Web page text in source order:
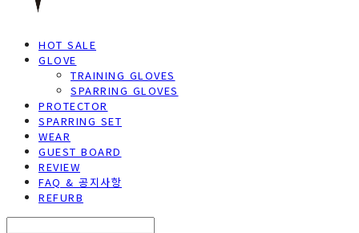
HOT SALE
GLOVE
TRAINING GLOVES
SPARRING GLOVES
PROTECTOR
SPARRING SET
WEAR
GUEST BOARD
REVIEW
FAQ & 공지사항
REFURB